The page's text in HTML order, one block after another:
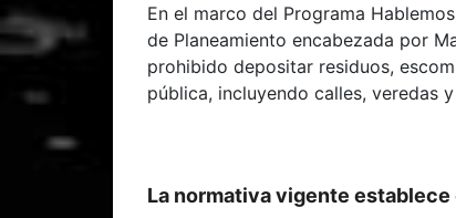
En el marco del Programa
de Planeamiento encabezada por
prohibido depositar residuos,
pública, incluyendo calles, veredas
La normativa vigente